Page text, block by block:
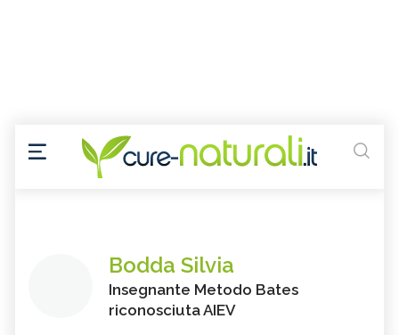
Bodda Silvia
Insegnante Metodo Bates
riconosciuta AIEV